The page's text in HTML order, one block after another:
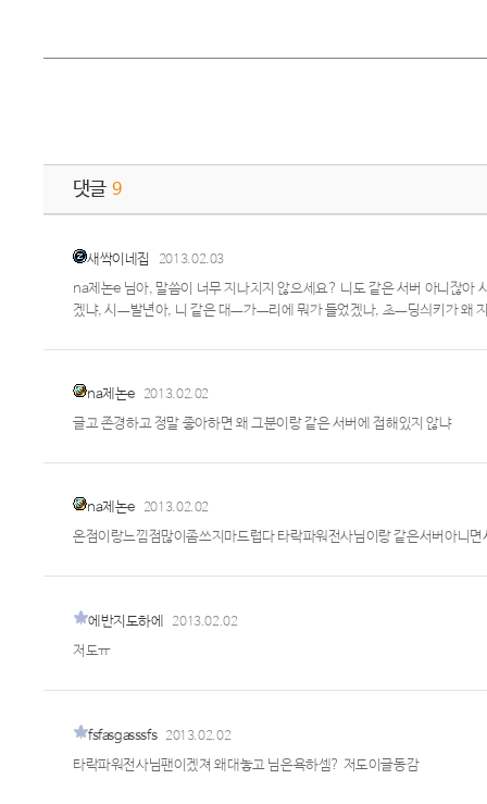
댓글 9
새싹이네집 2013.02.03
na제논e 님아, 말씀이 너무 지나치지 않으세요? 니도 같은 서버 아니잖아
겠냐, 시ㅡ발년아, 니 같은 대ㅡ가ㅡ리에 뭐가 들었겠나, 초ㅡ딩싀키가 왜
na제논e 2013.02.02
글고 존경하고 정말 좋아하면 왜 그분이랑 같은 서버에 접해있지 않냐
na제논e 2013.02.02
온점이랑느낌점많이좀쓰지마드럽다 타락파워전사님이랑 같은서버아니면
에반지도하에 2013.02.02
저도ㅠ
fsfasgasssfs 2013.02.02
타락파워전사님팬이겠져 왜대놓고 님은욕하셈? 저도이글동감